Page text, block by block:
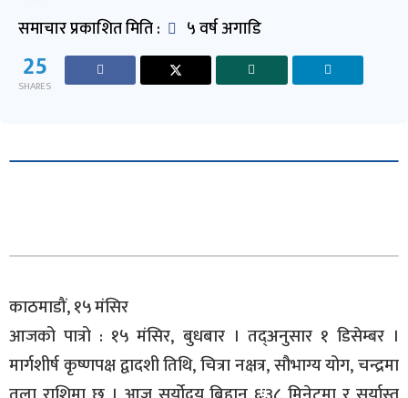
समाचार प्रकाशित मिति : ५ वर्ष अगाडि
25
SHARES
काठमाडौं, १५ मंसिर
आजको पात्रो : १५ मंसिर, बुधबार । तद्अनुसार १ डिसेम्बर ।
मार्गशीर्ष कृष्णपक्ष द्वादशी तिथि, चित्रा नक्षत्र, सौभाग्य योग, चन्द्रमा